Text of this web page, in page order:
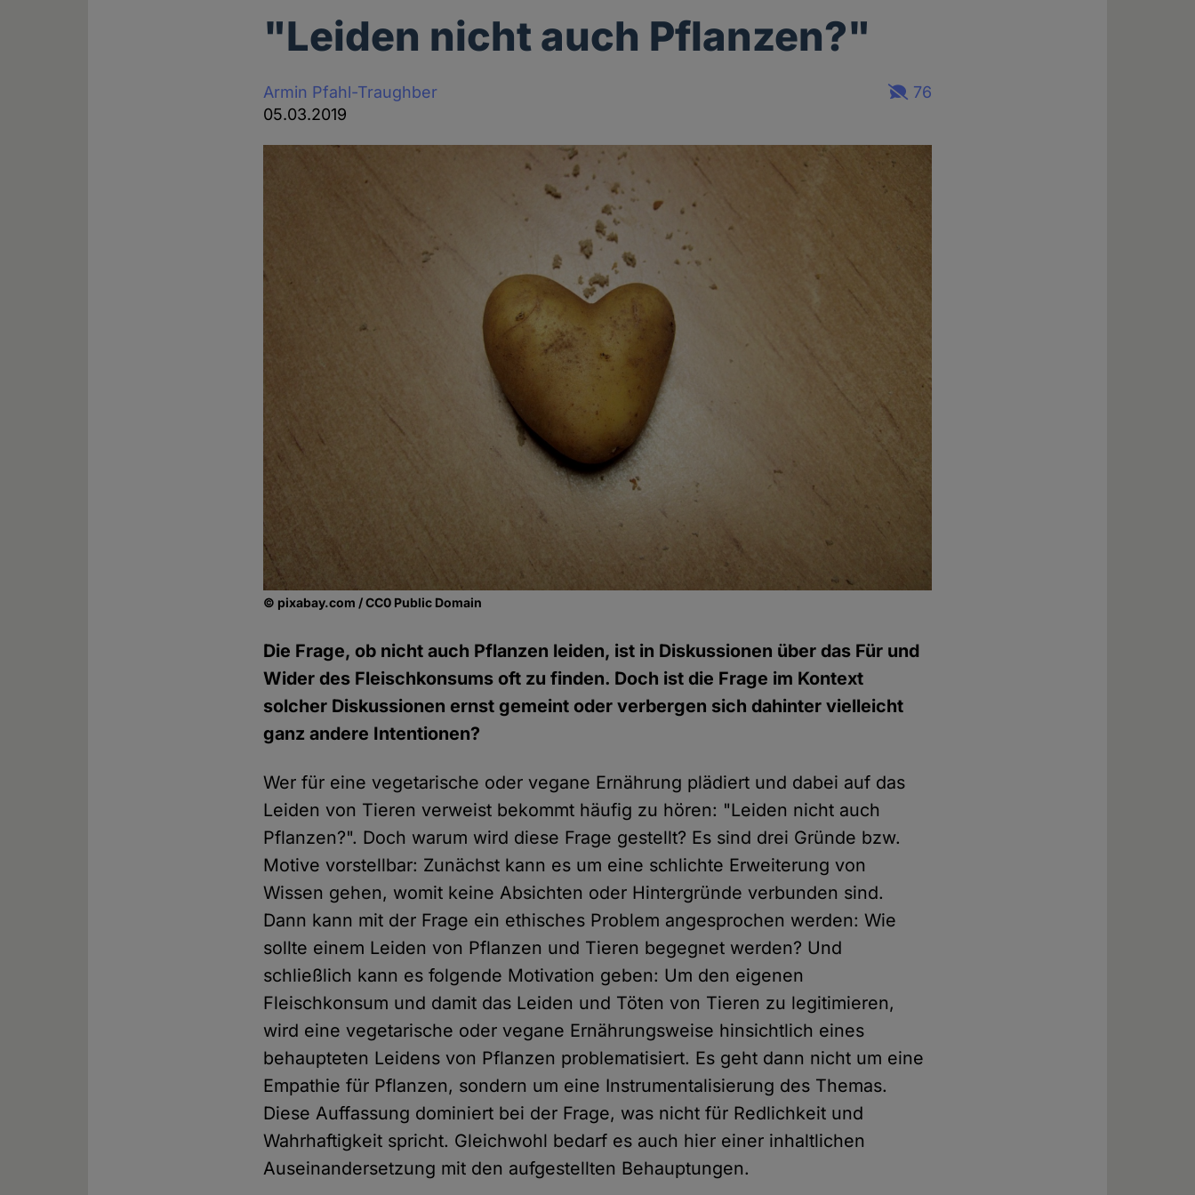
"Leiden nicht auch Pflanzen?"
Armin Pfahl-Traughber
05.03.2019
76
© pixabay.com / CC0 Public Domain
Die Frage, ob nicht auch Pflanzen leiden, ist in Diskussionen über das Für und
Wider des Fleischkonsums oft zu finden. Doch ist die Frage im Kontext
solcher Diskussionen ernst gemeint oder verbergen sich dahinter vielleicht
ganz andere Intentionen?
Wer für eine vegetarische oder vegane Ernährung plädiert und dabei auf das
Leiden von Tieren verweist bekommt häufig zu hören: "Leiden nicht auch
Pflanzen?". Doch warum wird diese Frage gestellt? Es sind drei Gründe bzw.
Motive vorstellbar: Zunächst kann es um eine schlichte Erweiterung von
Wissen gehen, womit keine Absichten oder Hintergründe verbunden sind.
Dann kann mit der Frage ein ethisches Problem angesprochen werden: Wie
sollte einem Leiden von Pflanzen und Tieren begegnet werden? Und
schließlich kann es folgende Motivation geben: Um den eigenen
Fleischkonsum und damit das Leiden und Töten von Tieren zu legitimieren,
wird eine vegetarische oder vegane Ernährungsweise hinsichtlich eines
behaupteten Leidens von Pflanzen problematisiert. Es geht dann nicht um eine
Empathie für Pflanzen, sondern um eine Instrumentalisierung des Themas.
Diese Auffassung dominiert bei der Frage, was nicht für Redlichkeit und
Wahrhaftigkeit spricht. Gleichwohl bedarf es auch hier einer inhaltlichen
Auseinandersetzung mit den aufgestellten Behauptungen.